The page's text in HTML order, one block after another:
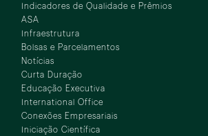
Indicadores de Qualidade e Prêmios
ASA
Infraestrutura
Bolsas e Parcelamentos
Notícias
Curta Duração
Educação Executiva
International Office
Conexões Empresariais
Iniciação Científica